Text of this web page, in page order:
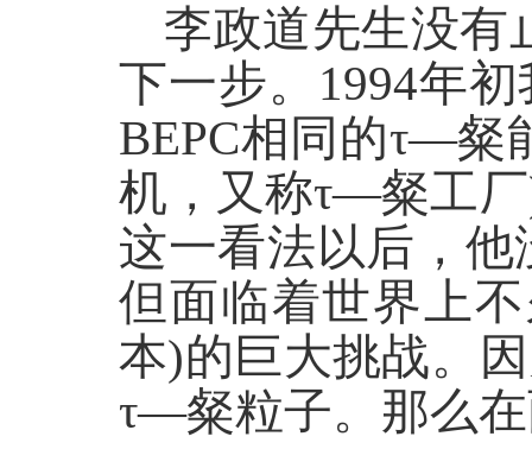
李政道先生没有
下一步。1994年
BEPC相同的τ—粲
机，又称τ—粲工
这一看法以后，
但面临着世界上
本)的巨大挑战。
τ—粲粒子。那么